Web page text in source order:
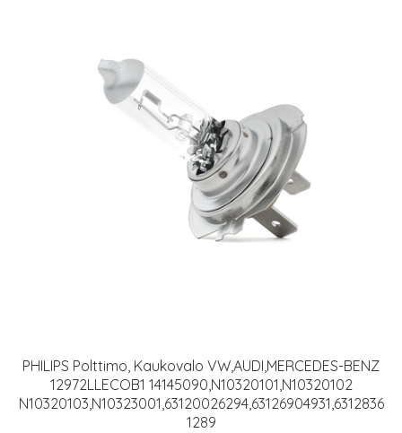
PHILIPS Polttimo, Kaukovalo VW,AUDI,MERCEDES-BENZ
12972LLECOB1 14145090,N10320101,N10320102
N10320103,N10323001,63120026294,63126904931,6312836
1289